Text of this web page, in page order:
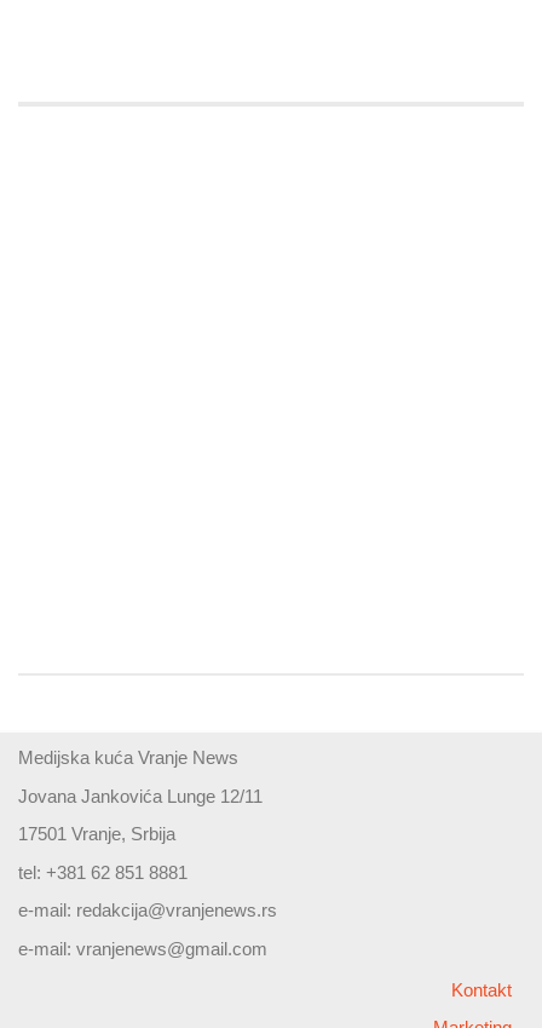
Medijska kuća Vranje News
Jovana Jankovića Lunge 12/11
17501 Vranje, Srbija
tel: +381 62 851 8881
e-mail: redakcija@vranjenews.rs
e-mail: vranjenews@gmail.com
Kontakt